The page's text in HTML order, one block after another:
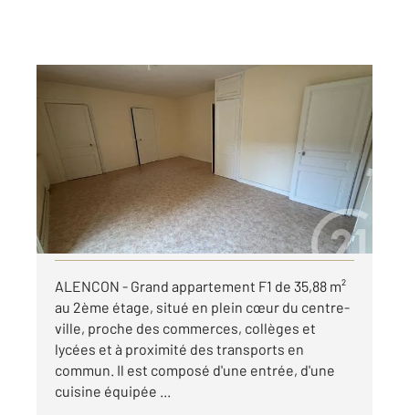
ALENCON 61
35,88 m
, 1 pièce
Ref : 3314
Appartement F1 à louer
340 €
par mois charges comprises
Visiter le site dédié
ALENCON - Grand appartement F1 de 35,88 m²
au 2ème étage, situé en plein cœur du centre-
ville, proche des commerces, collèges et
lycées et à proximité des transports en
commun. Il est composé d'une entrée, d'une
cuisine équipée ...